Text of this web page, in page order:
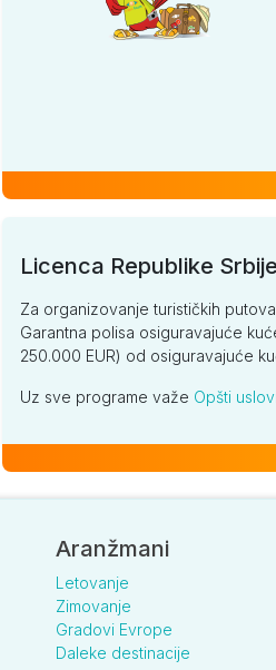
Licenca Republike
Za organizovanje turističkih
Garantna polisa osiguravajuće
250.000 EUR) od osiguravajuće
Uz sve programe važe Opšti
Aranžmani
Letovanje
Zimovanje
Gradovi Evrope
Daleke destinacije